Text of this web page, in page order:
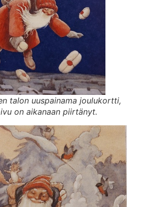
talon uuspainama joulukortti,
on aikanaan piirtänyt.